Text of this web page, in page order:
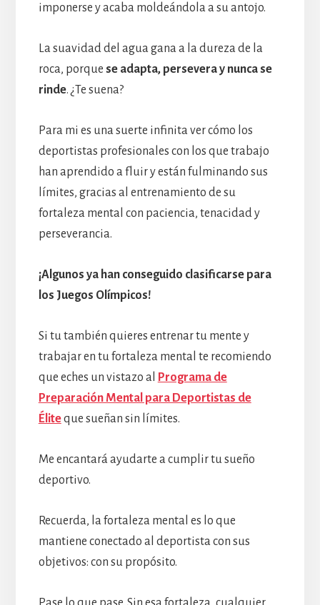
imponerse y acaba moldeándola a su antojo.
La suavidad del agua gana a la dureza de la
roca, porque se adapta, persevera y nunca se
rinde. ¿Te suena?
Para mi es una suerte infinita ver cómo los
deportistas profesionales con los que trabajo
han aprendido a fluir y están fulminando sus
límites, gracias al entrenamiento de su
fortaleza mental con paciencia, tenacidad y
perseverancia.
¡Algunos ya han conseguido clasificarse para
los Juegos Olímpicos!
Si tu también quieres entrenar tu mente y
trabajar en tu fortaleza mental te recomiendo
que eches un vistazo al
Programa de
Preparación Mental para Deportistas de
Éliteque sueñan sin límites.
Me encantará ayudarte a cumplir tu sueño
deportivo.
Recuerda, la fortaleza mental es lo que
mantiene conectado al deportista con sus
objetivos: con su propósito.